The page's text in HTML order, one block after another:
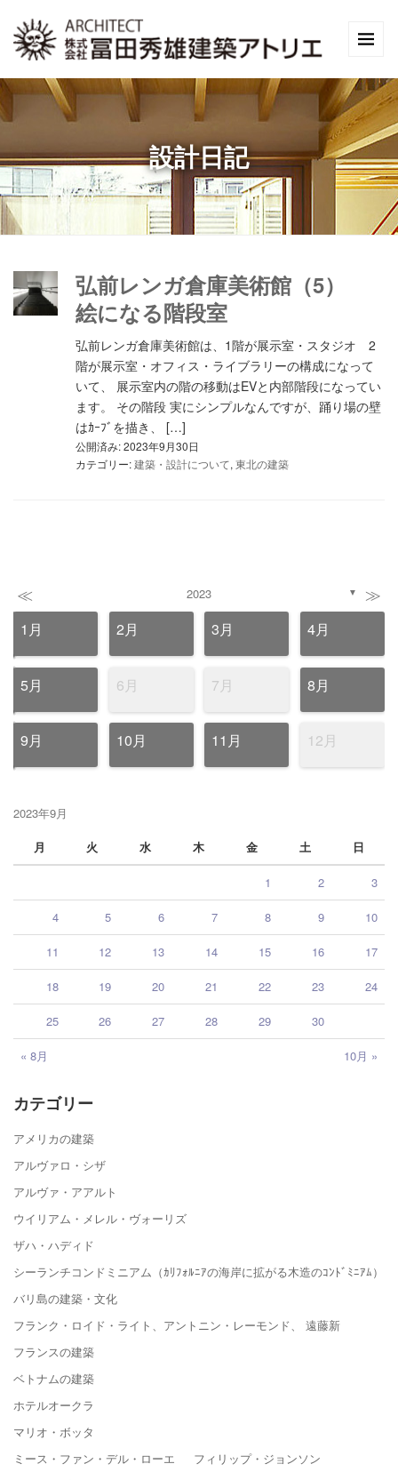
設計日記
弘前レンガ倉庫美術館（5）
絵になる階段室
弘前レンガ倉庫美術館は、1階が展示室・スタジオ 2
階が展示室・オフィス・ライブラリーの構成になって
いて、 展示室内の階の移動はEVと内部階段になってい
ます。 その階段 実にシンプルなんですが、踊り場の壁
はｶｰﾌﾞを描き、 […]
公開済み: 2023年9月30日
カテゴリー:建築・設計について, 東北の建築
≪ 2023 ▼ ≫
1月 2月 3月 4月
5月 6月 7月 8月
9月 10月 11月 12月
2023年9月
月
火 水 木 金 土 日
« 8月 10月 »
1 2 3
4 5 6 7 8 9 10
11 12 13 14 15 16 17
18 19 20 21 22 23 24
25 26 27 28 29 30
カテゴリー
アメリカの建築
アルヴァロ・シザ
アルヴァ・アアルト
ウイリアム・メレル・ヴォーリズ
ザハ・ハディド
シーランチコンドミニアム（ｶﾘﾌｫﾙﾆｱの海岸に拡がる木造のｺﾝﾄﾞﾐﾆｱﾑ）
バリ島の建築・文化
フランク・ロイド・ライト、アントニン・レーモンド、 遠藤新
フランスの建築
ベトナムの建築
ホテルオークラ
マリオ・ボッタ
ミース・ファン・デル・ローエ フィリップ・ジョンソン